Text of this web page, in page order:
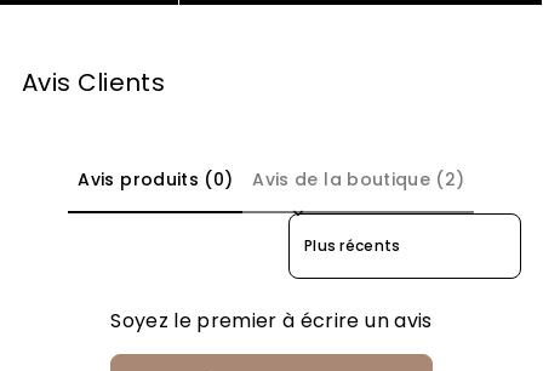
Avis Clients
Avis produits (0) Avis de la boutique (2)
Sort reviews by
Soyez le premier à écrire un avis